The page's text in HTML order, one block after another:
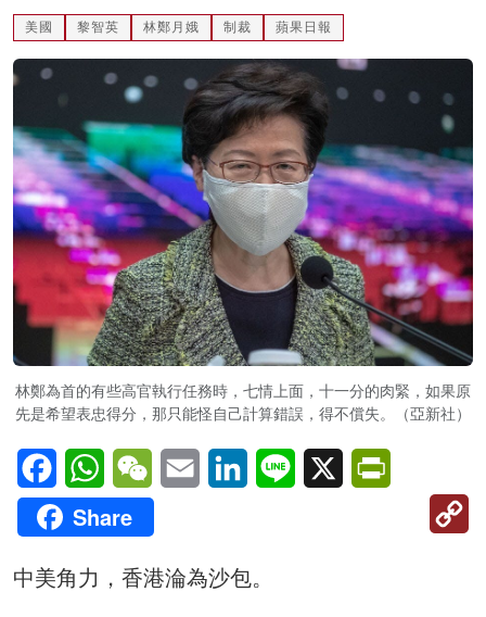
灼見活動
關於我們
美國 黎智英 林鄭月娥 制裁 蘋果日報
林鄭為首的有些高官執行任務時，七情上面，十一分的肉緊，如果原
先是希望表忠得分，那只能怪自己計算錯誤，得不償失。（亞新社）
FacebookWhatsAppWeChatEmail LinkedInLine X
Share
中美角力，香港淪為沙包。